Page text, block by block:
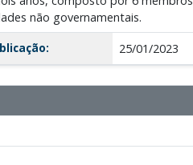
não governamentais.
25/01/2023